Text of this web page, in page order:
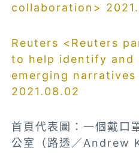
collaboration>
Reuters <Reuters
to help identify and
emerging
2021.08.02
首頁代表圖：一個戴口
公室（路透／Andrew